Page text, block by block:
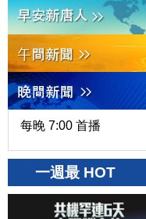
每晚 7:00 首播
一週最 HOT